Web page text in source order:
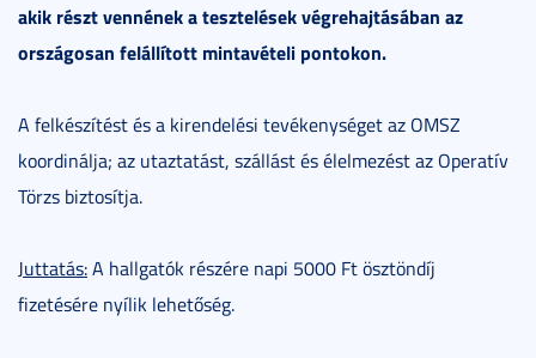
akik részt vennének a tesztelések végrehajtásában az
országosan felállított mintavételi pontokon.
A felkészítést és a kirendelési tevékenységet az OMSZ
koordinálja; az utaztatást, szállást és élelmezést az Operatív
Törzs biztosítja.
Juttatás:A hallgatók részére napi 5000 Ft ösztöndíj
fizetésére nyílik lehetőség.